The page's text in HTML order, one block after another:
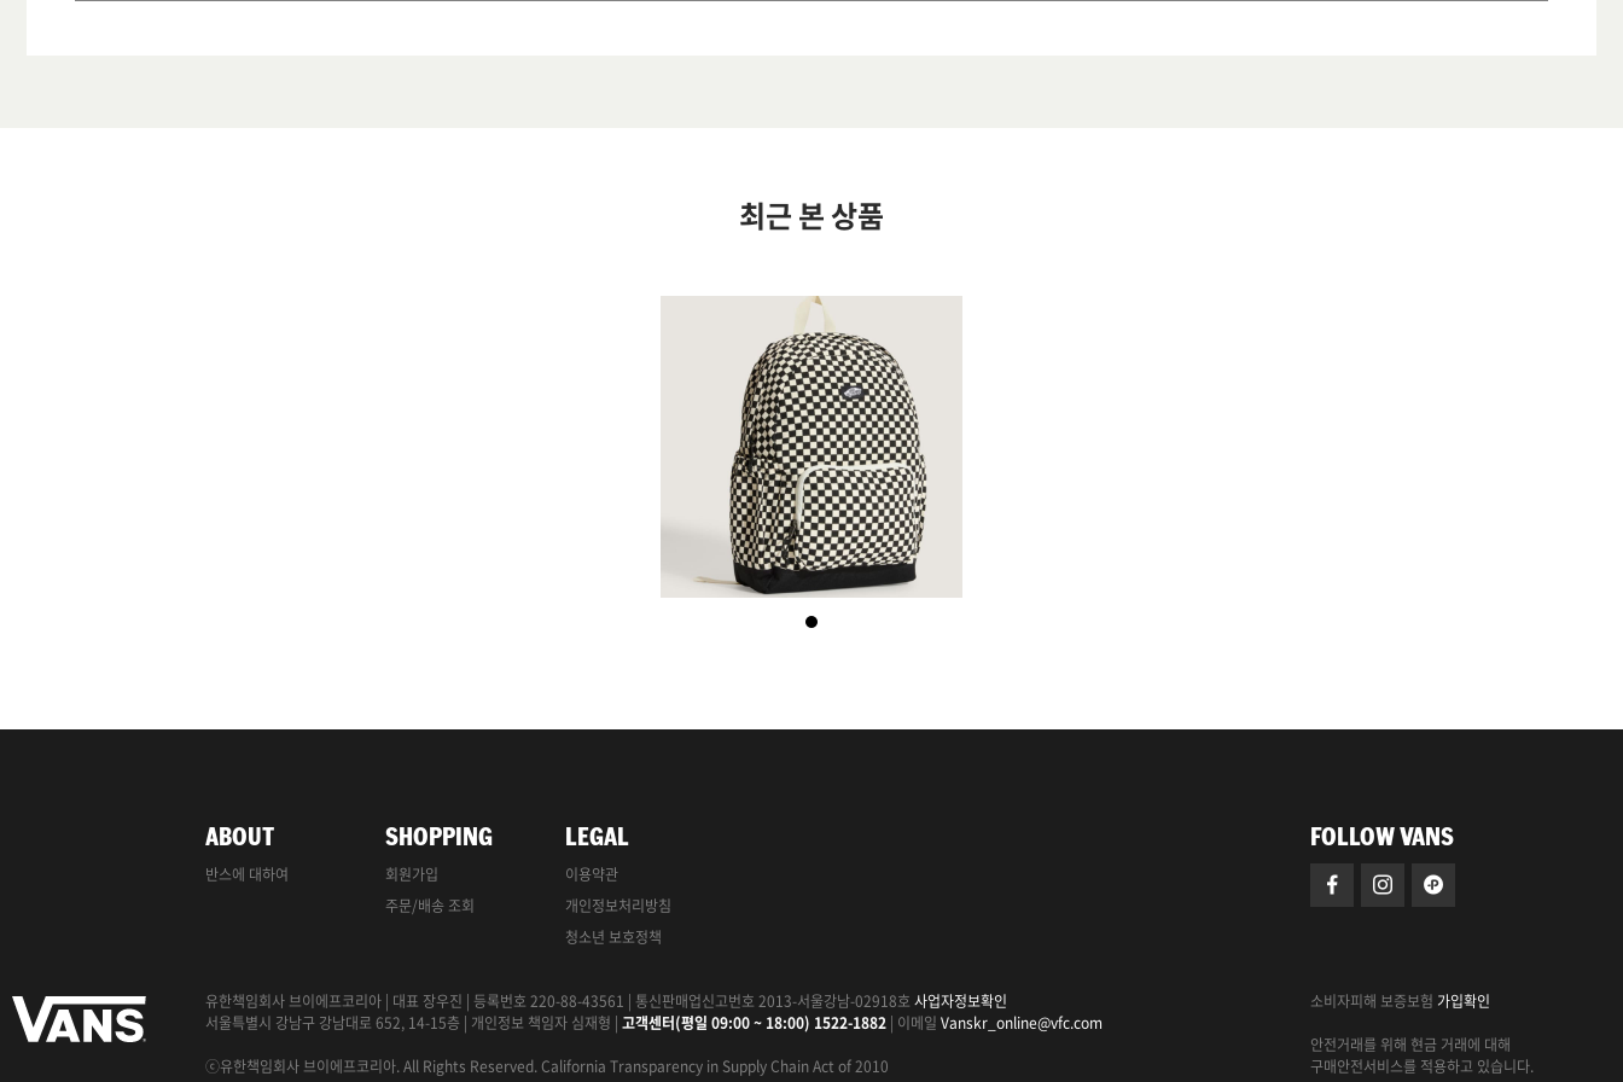
최근 본 상품
ABOUT
반스에 대하여
SHOPPING
회원가입
주문/배송 조회
LEGAL
이용약관
개인정보처리방침
청소년 보호정책
FOLLOW VANS
유한책임회사 브이에프코리아 | 대표 장우진 | 등록번호 220-88-43561 | 통신판매업신고번호 2013-서울강남-02918호 사업자정보확인
서울특별시 강남구 강남대로 652, 14-15층 | 개인정보 책임자 심재형 | 고객센터(평일 09:00 ~ 18:00) 1522-1882 | 이메일 Vanskr_online@vfc.com
ⓒ유한책임회사 브이에프코리아. All Rights Reserved.California Transparency in Supply Chain Act of 2010
소비자피해 보증보험 가입확인
안전거래를 위해 현금 거래에 대해
구매안전서비스를 적용하고 있습니다.